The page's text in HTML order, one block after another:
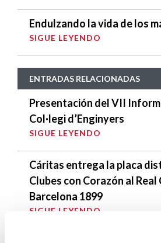
Endulzando la vida de los
SIGUE LEYENDO
ENTRADAS RELACIONADAS
Presentación del VII
Col·legi d’Enginyers
SIGUE LEYENDO
Cáritas entrega la placa
Clubes con Corazón al Real
Barcelona 1899
SIGUE LEYENDO